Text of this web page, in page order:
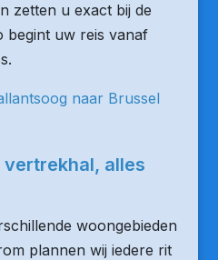
zetten u exact bij de
begint uw reis vanaf
naar Brussel
alles
woongebieden
plannen wij iedere rit